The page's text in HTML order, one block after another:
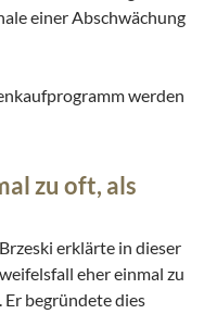
einer Abschwächung
werden
zu oft, als
erklärte in dieser
eher einmal zu
begründete dies